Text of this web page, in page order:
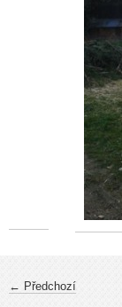
← Předchozí